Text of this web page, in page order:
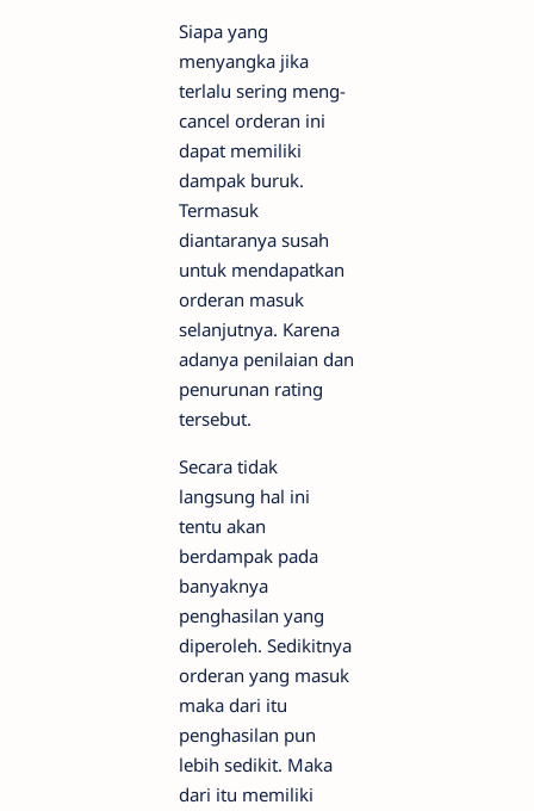
Siapa yang
menyangka jika
terlalu sering meng-
cancel orderan ini
dapat memiliki
dampak buruk.
Termasuk
diantaranya susah
untuk mendapatkan
orderan masuk
selanjutnya. Karena
adanya penilaian dan
penurunan rating
tersebut.
Secara tidak
langsung hal ini
tentu akan
berdampak pada
banyaknya
penghasilan yang
diperoleh. Sedikitnya
orderan yang masuk
maka dari itu
penghasilan pun
lebih sedikit. Maka
dari itu memiliki